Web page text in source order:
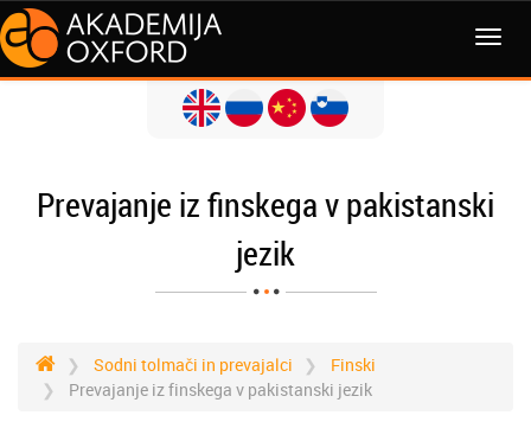
MENI
Prevajanje iz finskega v pakistanski
jezik
Sodni tolmači in prevajalci
Finski
Prevajanje iz finskega v pakistanski jezik